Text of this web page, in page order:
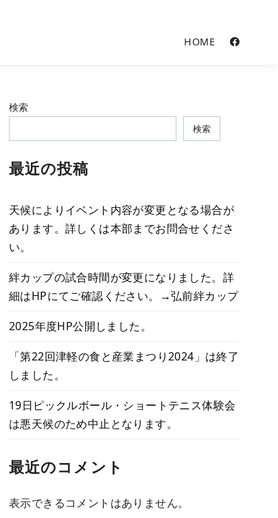
HOME
検索
検索
最近の投稿
天候によりイベント内容が変更となる場合が
あります。詳しくは本部までお問合せくださ
い。
絆カップの試合時間が変更になりました。詳
細はHPにてご確認ください。
→弘前絆カップ
2025年度HP公開しました。
「第22回津軽の食と産業まつり2024」は終了
しました。
19日ピックルボール・ショートテニス体験会
は悪天候のため中止となります。
最近のコメント
表示できるコメントはありません。